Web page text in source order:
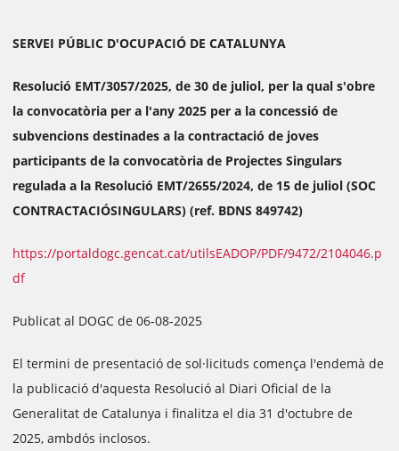
SERVEI PÚBLIC D'OCUPACIÓ DE CATALUNYA
Resolució EMT/3057/2025, de 30 de juliol, per la qual s'obre
la convocatòria per a l'any 2025 per a la concessió de
subvencions destinades a la contractació de joves
participants de la convocatòria de Projectes Singulars
regulada a la Resolució EMT/2655/2024, de 15 de juliol (SOC
CONTRACTACIÓSINGULARS) (ref. BDNS 849742)
https://portaldogc.gencat.cat/utilsEADOP/PDF/9472/2104046.p
df
Publicat al DOGC de 06-08-2025
El termini de presentació de sol·licituds comença l'endemà de
la publicació d'aquesta Resolució al Diari Oficial de la
Generalitat de Catalunya i finalitza el dia 31 d'octubre de
2025, ambdós inclosos.